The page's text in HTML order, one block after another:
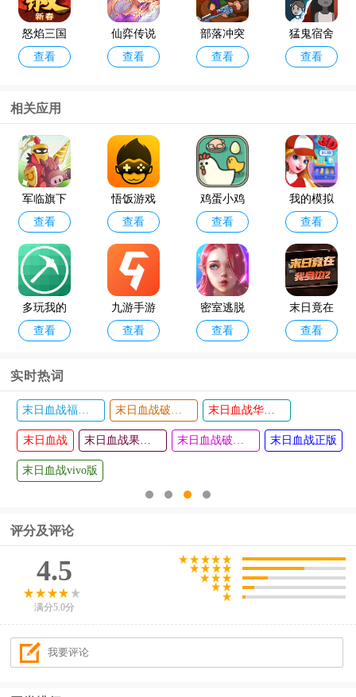
怒焰三国
杀oppo版
查看
仙弈传说
手游taptap
查看
部落冲突
破解版202
查看
猛鬼宿舍
最新版破
查看
咸鱼之王
最新版本
查看
金铲铲之
战体验服
官方版202
4
查看
相关应用
军临旗下
游戏
查看
悟饭游戏
厅app
查看
鸡蛋小鸡
工厂中文
版
查看
我的模拟
超市破解
版
查看
多玩我的
世界盒子2
查看
九游手游
官方正版
查看
密室逃脱
求生系列1
查看
末日竟在
我身边2游
查看
欧洲卡车
模拟器3手
机版中文
查看
兔小萌宝
宝公寓游
查看
实时热词
末日血战福利版 末日血战破解版无限钻石无限金币版 末日血战华为版
末日血战 末日血战果盘版 末日血战破解版无限钻石2024 末日血战正版
末日血战vivo版
评分及评论
4.5
满分5.0分